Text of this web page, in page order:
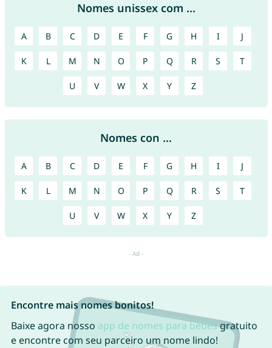
Nomes unissex com ...
A B C D E F G H I J
K L M N O P Q R S T
U V W X Y Z
Nomes con ...
A B C D E F G H I J
K L M N O P Q R S T
U V W X Y Z
Encontre mais nomes bonitos!
Baixe agora nosso app de nomes para bebêsgratuito
e encontre com seu parceiro um nome lindo!